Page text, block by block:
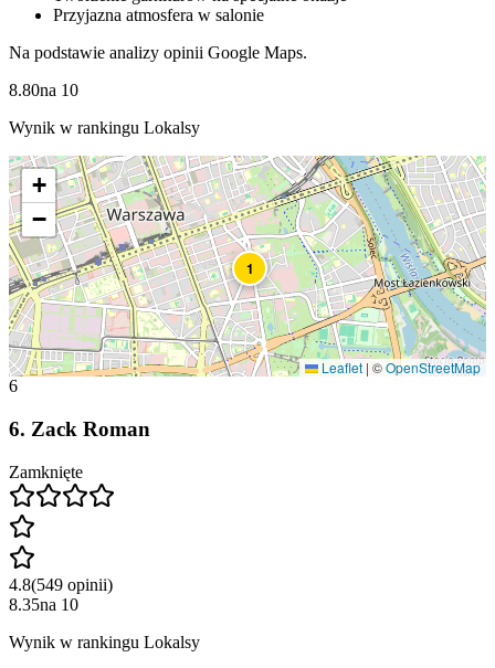
Przyjazna atmosfera w salonie
Na podstawie analizy opinii Google Maps.
8.80na 10
Wynik w rankingu Lokalsy
1
+
−
Leaflet | ©OpenStreetMap
6
6. Zack Roman
Zamknięte
4.8(549 opinii)
8.35na 10
Wynik w rankingu Lokalsy